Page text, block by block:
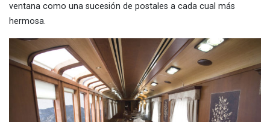
ventana como una sucesión de postales a cada cual más
hermosa.